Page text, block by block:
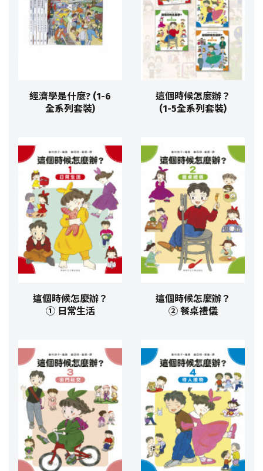
經濟學是什麼? (1-6
全系列套裝)
這個時候怎麼辦？
(1-5全系列套裝)
這個時候怎麼辦？
① 日常生活
這個時候怎麼辦？
② 餐桌禮儀